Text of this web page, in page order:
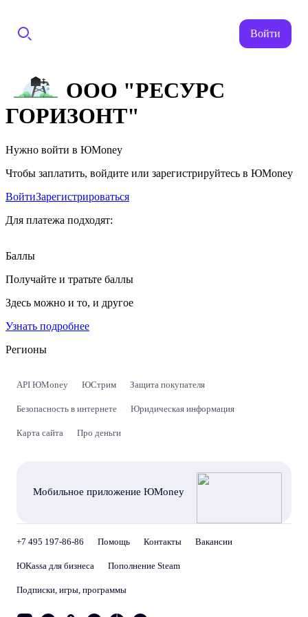
Войти
ООО "РЕСУРС
ГОРИЗОНТ"
Нужно войти в ЮMoney
Чтобы заплатить, войдите или зарегистрируйтесь в ЮMoney
ВойтиЗарегистрироваться
Для платежа подходят:
Баллы
Получайте и тратьте баллы
Здесь можно и то, и другое
Узнать подробнее
Регионы
API ЮMoney ЮСтрим Защита покупателя
Безопасность в интернете Юридическая информация
Карта сайта Про деньги
Мобильное приложение ЮMoney
+7 495 197-86-86 Помощь Контакты Вакансии
ЮKassa для бизнеса Пополнение Steam
Подписки, игры, программы